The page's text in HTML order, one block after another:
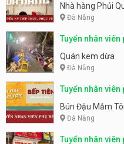
Nhà hàng Phủi
Đà Nẵng
Tuyển nhân
Quán kem dừa
Đà Nẵng
Tuyển nhân viên
Tiên
Bún Đậu Mắm
Đà Nẵng
Tuyển nhân viên